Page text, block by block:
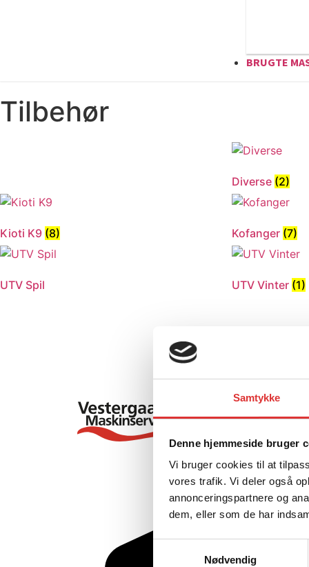
Samtykke
Denne hjemmeside bruger
Vi bruger cookies til at
vores trafik. Vi deler også
annonceringspartnere og
dem, eller som de har
Nødvendig
BRUGTE
Tilbehør
Diverse (2)
Kioti K9 (8) Kofanger (7)
UTV Spil UTV Vinter (1)